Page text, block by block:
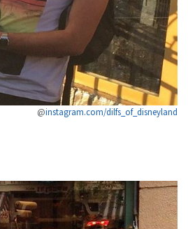
@instagram.com/dilfs_of_disneyland